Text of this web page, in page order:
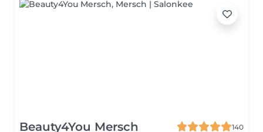
Beauty4You Mersch
140